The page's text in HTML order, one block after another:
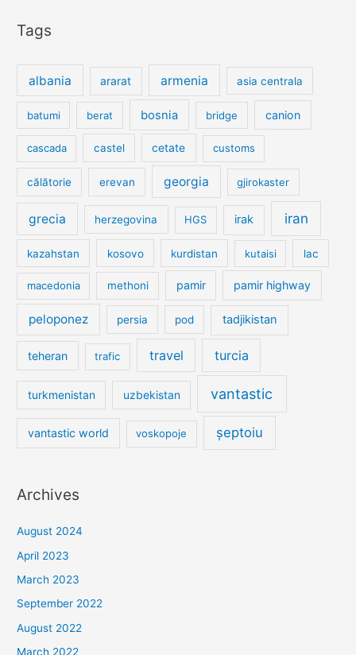
Tags
albania ararat armenia asia centrala
batumi berat bosnia bridge canion
cascada castel cetate customs
călătorie erevan georgia gjirokaster
grecia herzegovina HGS irak iran
kazahstan kosovo kurdistan kutaisi lac
macedonia methoni pamir pamir highway
peloponez persia pod tadjikistan
teheran trafic travel turcia
turkmenistan uzbekistan vantastic
vantastic world voskopoje șeptoiu
Archives
August 2024
April 2023
March 2023
September 2022
August 2022
March 2022